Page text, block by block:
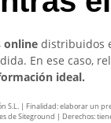
online distribuidos
En ese caso,
ideal.
S.L. | Finalidad: elaborar un
de Siteground | Derechos: